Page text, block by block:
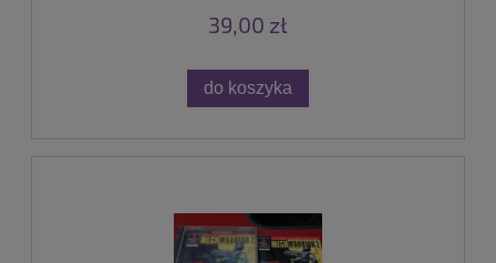
39,00 zł
do koszyka